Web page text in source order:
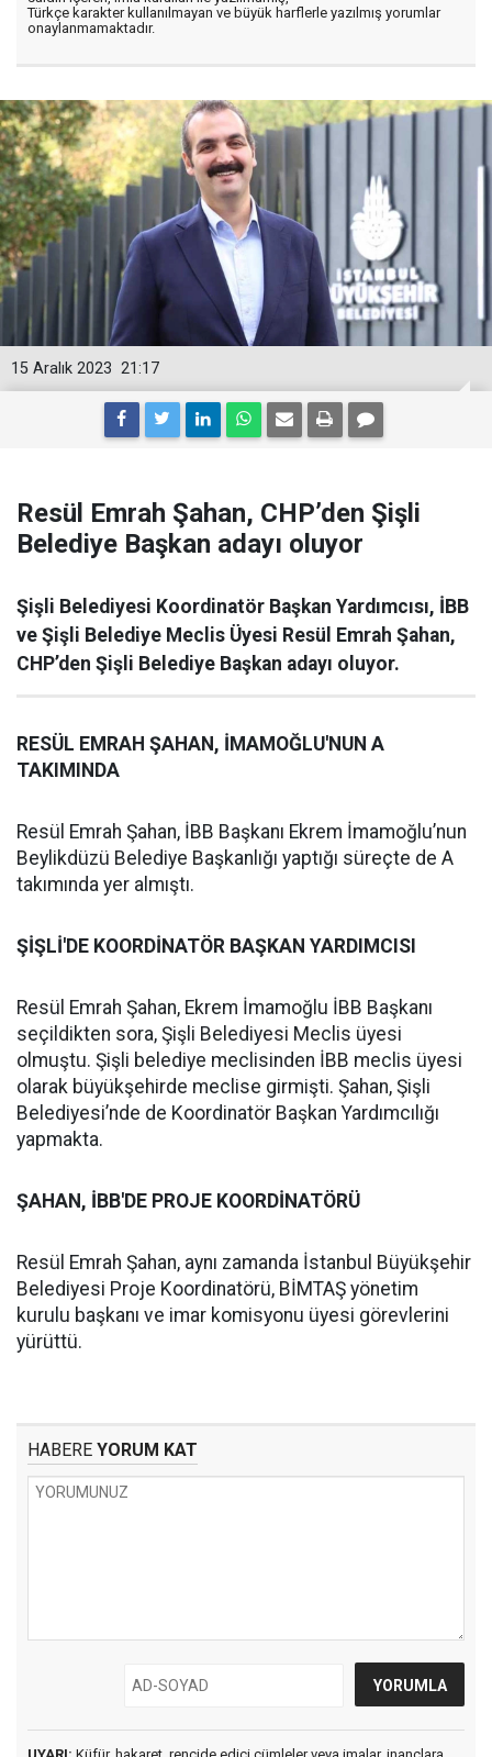
Türkçe karakter kullanılmayan ve büyük harflerle yazılmış yorumlar
onaylanmamaktadır.
21:17
15 Aralık 2023
Resül Emrah Şahan, CHP’den Şişli
Belediye Başkan adayı oluyor
Şişli Belediyesi Koordinatör Başkan Yardımcısı, İBB
ve Şişli Belediye Meclis Üyesi Resül Emrah Şahan,
CHP’den Şişli Belediye Başkan adayı oluyor.
RESÜL EMRAH ŞAHAN, İMAMOĞLU'NUN A
TAKIMINDA
Resül Emrah Şahan, İBB Başkanı Ekrem İmamoğlu’nun
Beylikdüzü Belediye Başkanlığı yaptığı süreçte de A
takımında yer almıştı.
ŞİŞLİ'DE KOORDİNATÖR BAŞKAN YARDIMCISI
Resül Emrah Şahan, Ekrem İmamoğlu İBB Başkanı
seçildikten sora, Şişli Belediyesi Meclis üyesi
olmuştu. Şişli belediye meclisinden İBB meclis üyesi
olarak büyükşehirde meclise girmişti. Şahan, Şişli
Belediyesi’nde de Koordinatör Başkan Yardımcılığı
yapmakta.
ŞAHAN, İBB'DE PROJE KOORDİNATÖRÜ
Resül Emrah Şahan, aynı zamanda İstanbul Büyükşehir
Belediyesi Proje Koordinatörü, BİMTAŞ yönetim
kurulu başkanı ve imar komisyonu üyesi görevlerini
yürüttü.
HABERE YORUM KAT